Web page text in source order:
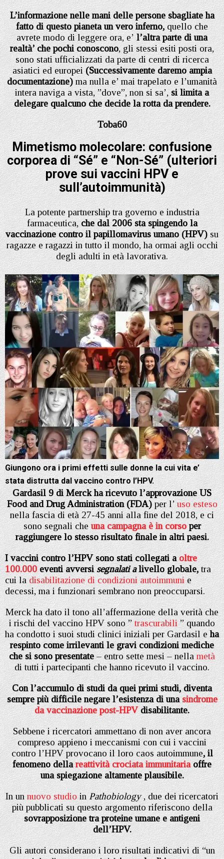
L’informazione nelle mani delle persone sbagliate ha
fatto di questo pianeta un vero inferno,quello che
avrete modo di leggere ora, e’l’altra parte di una
realtà’ che pochi conoscono, gli stessi esiti posti ora,
sono stati ufficializzati da parte di centri di ricerca
asiatici ed europei(Successivamente daremo ampia
documentazione)ma nulla e’ mai trapelato e l’umanità
intera naviga a vista, ”dove”, non si sa’,si limita a
delegare qualcuno che decide la rotta da prendere.
Toba60
Mimetismo molecolare: confusione
corporea di “Sé” e “Non-Sé” (ulteriori
prove sui vaccini HPV e
sull’autoimmunità)
La potente partnership tra governo e industria
farmaceutica,che dal 2006 sta spingendo la
vaccinazione contro il papillomavirus umano (HPV)su
ragazze e ragazzi in tutto il mondo, ha ormai agli occhi
degli adulti in età lavorativa.
Giungono ora i primi effetti sulle donne la cui vita e’
stata distrutta dal vaccino contro l’HPV.
Gardasil 9 di Merck ha ricevuto l’approvazione US
Food and Drug Administration (FDA)per l’uso esteso
nella fascia di età 27-45 anni alla fine del 2018, e ci
sono segnali che una campagna è in corsoper
raggiungere lo stesso risultato finale in altri paesi.
I vaccini contro l’HPV sono stati collegati aoltre
100.000 eventi avversisegnalati alivello globale,tra
cui ladisabilitazione di condizioni autoimmunie
decessi, ma i funzionari sembrano non preoccuparsi.
Merck ha dato il tono all’affermazione della verità che
i rischi del vaccino HPV sono ”trascurabili” quando
ha condotto i suoi studi clinici iniziali per Gardasil eha
respinto come irrilevanti le gravi condizioni mediche
che si sono presentate– entro sette mesi – nellametà
di tutti i partecipanti che hanno ricevuto il vaccino.
Con l’accumulo di studi da quei primi studi, diventa
sempre più difficile negare l’esistenza di unasindrome
da vaccinazione post-HPVdisabilitante.
Sebbene i ricercatori ammettano di non aver ancora
compreso appieno i meccanismi con cui i vaccini
contro l’HPV provocano il loro caos autoimmune, il
fenomeno dellareattività crociata immunitariaoffre
una spiegazione altamente plausibile.
In unnuovo studioinPathobiology, due dei ricercatori
più pubblicati su questo argomento riferiscono della
sovrapposizione tra proteine ​​umane e antigeni
dell’HPV.
Gli autori considerano i loro risultati indicativi di “un